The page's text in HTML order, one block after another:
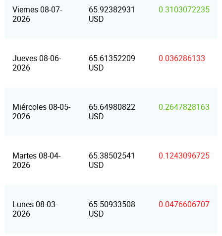
Viernes 08-07-
2026
65.92382931
USD
0.3103072235
Jueves 08-06-
2026
65.61352209
USD
0.036286133
Miércoles 08-05-
2026
65.64980822
USD
0.2647828163
Martes 08-04-
2026
65.38502541
USD
0.1243096725
Lunes 08-03-
2026
65.50933508
USD
0.0476606707